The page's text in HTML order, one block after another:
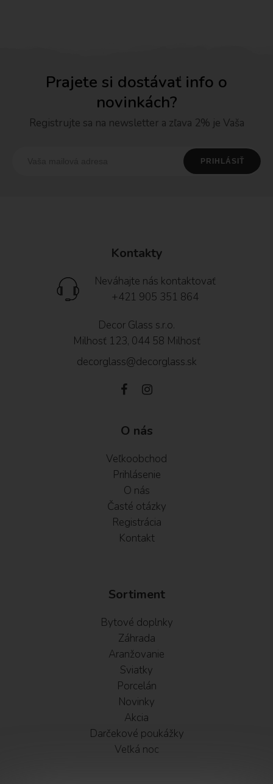
Prajete si dostávať info o
novinkách?
Registrujte sa na newsletter a zľava 2% je Vaša
Kontakty
Neváhajte nás kontaktovať
+421 905 351 864
Decor Glass s.r.o.
Milhosť 123, 044 58 Milhosť
decorglass@decorglass.sk
O nás
Veľkoobchod
Prihlásenie
O nás
Časté otázky
Registrácia
Kontakt
Sortiment
Bytové doplnky
Záhrada
Aranžovanie
Sviatky
Porcelán
Novinky
Akcia
Darčekové poukážky
Veľká noc